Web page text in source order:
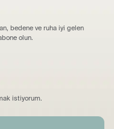
bedene ve ruha iyi gelen
olun.
istiyorum.